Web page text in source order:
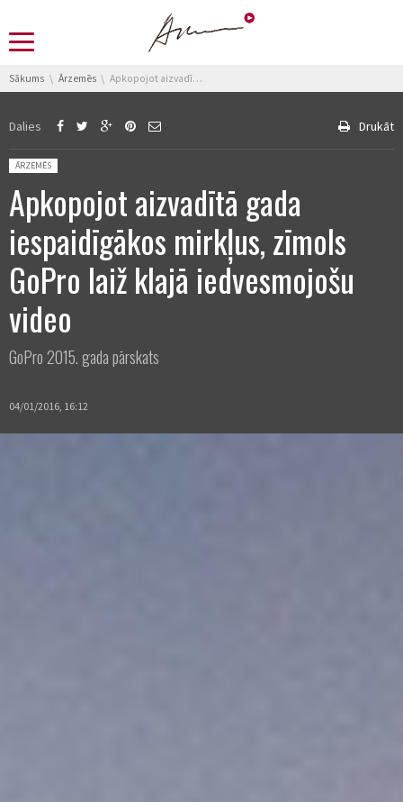
You are here:
Sākums Ārzemēs Apkopojot aizvadītā gada iespaidīgākos mirkļus, zīmols GoPro laiž klajā iedvesmojošu video
Dalies Drukāt
Posted in:
ĀRZEMĒS
Apkopojot aizvadītā gada
iespaidīgākos mirkļus, zīmols
GoPro laiž klajā iedvesmojošu
video
GoPro 2015. gada pārskats
04/01/2016, 16:12